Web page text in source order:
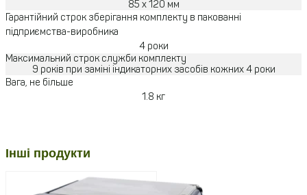
85 х 120 мм
Гарантійний строк зберігання комплекту в пакованні
підприємства-виробника
4 роки
Максимальний строк служби комплекту
9 років при заміні індикаторних засобів кожних 4 роки
Вага, не більше
1.8 кг
Інші продукти